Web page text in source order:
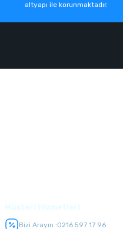
altyapı ile korunmaktadır.
Bizi Arayın :0216 597 17 96